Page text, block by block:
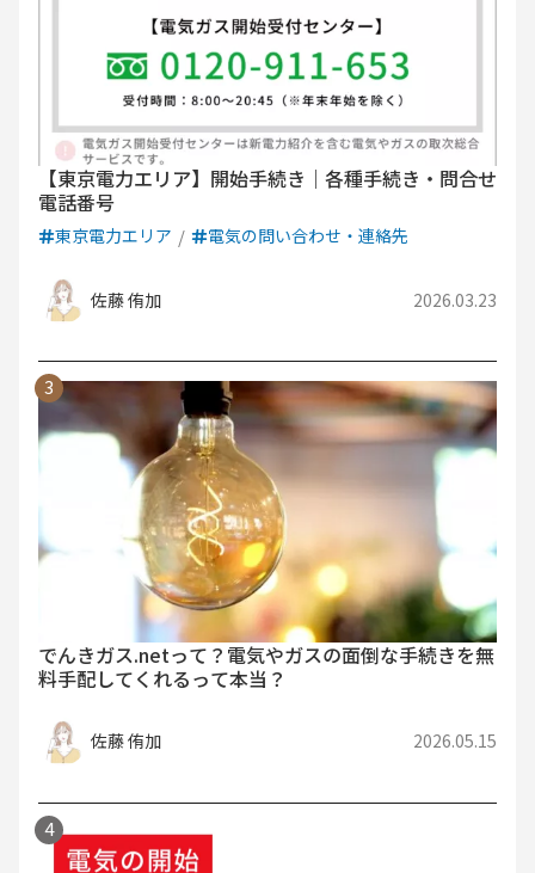
【東京電力エリア】開始手続き｜各種手続き・問合せ
電話番号
東京電力エリア 電気の問い合わせ・連絡先
佐藤 侑加 2026.03.23
でんきガス.netって？電気やガスの面倒な手続きを無
料手配してくれるって本当？
佐藤 侑加 2026.05.15